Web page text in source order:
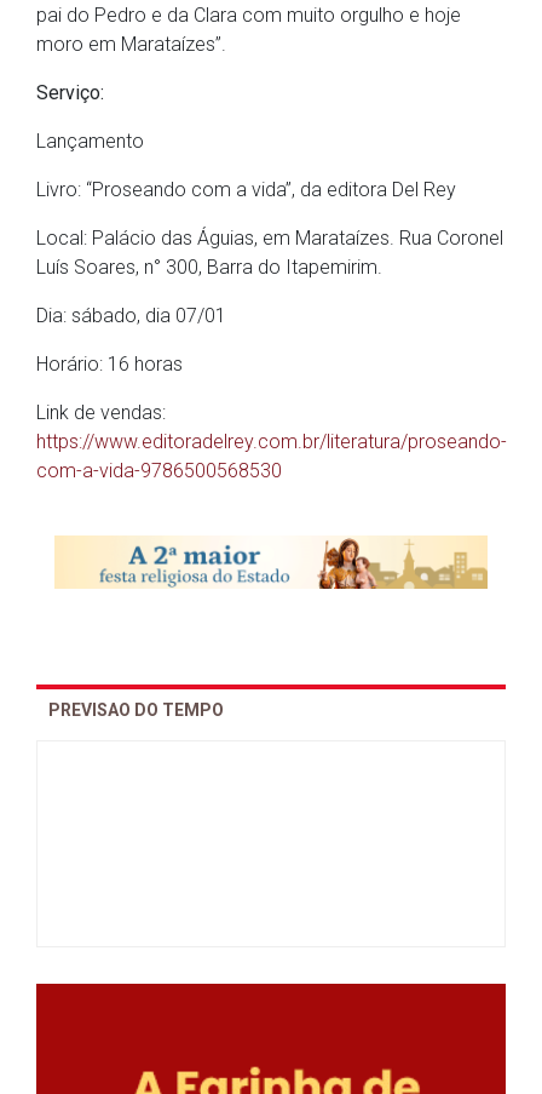
pai do Pedro e da Clara com muito orgulho e hoje
moro em Marataízes”.
Serviço:
Lançamento
Livro: “Proseando com a vida”, da editora Del Rey
Local: Palácio das Águias, em Marataízes. Rua Coronel
Luís Soares, n° 300, Barra do Itapemirim.
Dia: sábado, dia 07/01
Horário: 16 horas
Link de vendas:
https://www.editoradelrey.com.br/literatura/proseando-
com-a-vida-9786500568530
PREVISAO DO TEMPO